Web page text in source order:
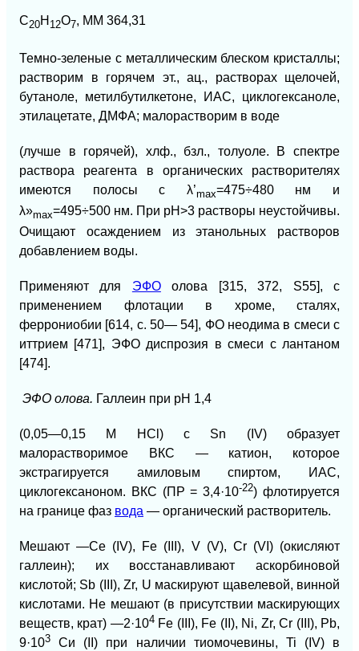
С20Н 12O7, ММ 364,31
Темно-зеленые с металлическим блеском кристаллы;
растворим в горячем эт., ац., растворах щелочей,
бутаноле, метилбутилкетоне, ИАС, циклогексаноле,
этилацетате, ДМФА; малорастворим в воде
(лучше в горячей), хлф., бзл., толуоле. В спектре
раствора реагента в органических растворителях
имеются полосы с λ’mах=475÷480 нм и
λ»mах=495÷500 нм. При рН>3 растворы неустойчивы.
Очищают осаждением из этанольных растворов
добавлением воды.
Применяют для ЭФОолова [315, 372, S55], с
применением флотации в хроме, сталях,
феррониобии [614, с. 50— 54], ФО неодима в смеси с
иттрием [471], ЭФО диспрозия в смеси с лантаном
[474].
ЭФО олова. Галлеин при рН 1,4
(0,05—0,15 М НСl) с Sn (IV) образует
малорастворимое ВКС — катион, которое
экстрагируется амиловым спиртом, ИАС,
циклогексаноном. ВКС (ПР = 3,4·10-22) флотируется
на границе фаз вода — органический растворитель.
Мешают —Се (IV), Fe (III), V (V), Cr (VI) (окисляют
галлеин); их восстанавливают аскорбиновой
кислотой; Sb (III), Zr, U маскируют щавелевой, винной
кислотами. Не мешают (в присутствии маскирующих
веществ, крат) —2·104Fe (III), Fe (II), Ni, Zr, Cr (III), Pb,
9·103 Си (II) при наличии тиомочевины, Ti (IV) в